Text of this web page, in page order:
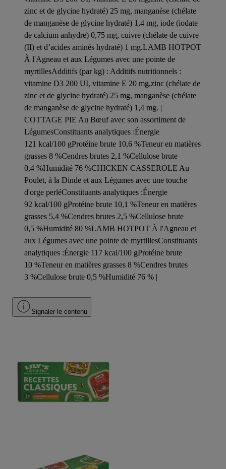
zinc et de glycine hydraté) 25 mg, manganèse (chélate
de manganèse de glycine hydraté) 1,4 mg, iode (iodate
de calcium anhydre) 0,75 mg, cuivre (chélate de cuivre
(II) et d’acides aminés hydraté) 1 mg.LAMB HOTPOT
À l'Agneau et aux Légumes avec une pointe de
myrtillesAdditifs (par kg) : Additifs nutritionnels :
vitamine D3 200 UI, vitamine E 20 mg,zinc (chélate de
zinc et de glycine hydraté) 25 mg, manganèse (chélate
de manganèse de glycine hydraté) 1,4 mg. |
COTTAGE PIE Au Bœuf avec son assortiment de
LégumesConstituants analytiques :Énergie
121 kcal/100 gProtéine brute 10,6 %Teneur en matières
grasses 8 %Cendres brutes 2,1 %Cellulose brute
0,4 %Humidité 76 %CHICKEN CASSEROLE Au
Poulet, à la Dinde et aux Légumes avec une touche
d'orge perléConstituants analytiques :Énergie
92 kcal/100 gProtéine brute 10,1 %Teneur en matières
grasses 5,4 %Cendres brutes 2,5 %Cellulose brute
0,5 %Humidité 80 %LAMB HOTPOT À l'Agneau et
aux Légumes avec une pointe de myrtillesConstituants
analytiques :Énergie 117 kcal/100 gProtéine brute
10 %Teneur en matières grasses 8 %Cendres brutes
3 %Cellulose brute 0,5 %Humidité 76 % |
Signaler le contenu